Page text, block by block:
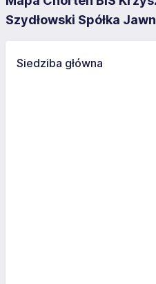
Szydłowski Spółka
Siedziba główna